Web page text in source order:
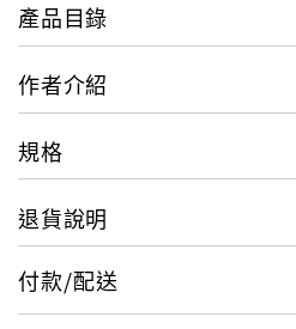
產品目錄
作者介紹
規格
退貨說明
付款/配送